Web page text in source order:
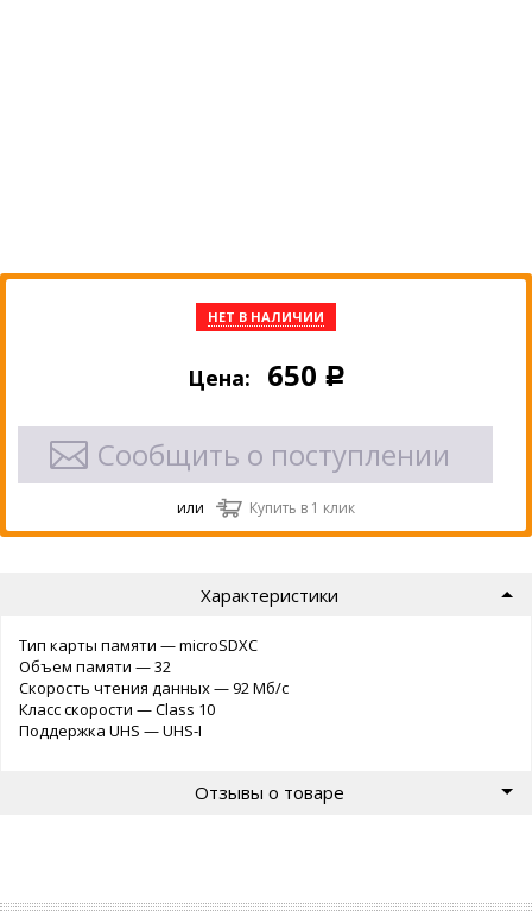
НЕТ В НАЛИЧИИ
Цена: 650 Р
Сообщить о поступлении
или Купить в 1 клик
Характеристики
Тип карты памяти — microSDXC
Объем памяти — 32
Скорость чтения данных — 92 Мб/с
Класс скорости — Class 10
Поддержка UHS — UHS-I
Отзывы о товаре